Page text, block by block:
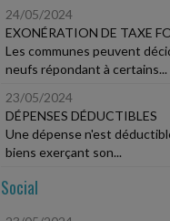
24/05/2024
EXONÉRATION DE TAXE
Les communes peuvent
neufs répondant à certains...
23/05/2024
DÉPENSES DÉDUCTIBLES
Une dépense n'est
biens exerçant son...
Social